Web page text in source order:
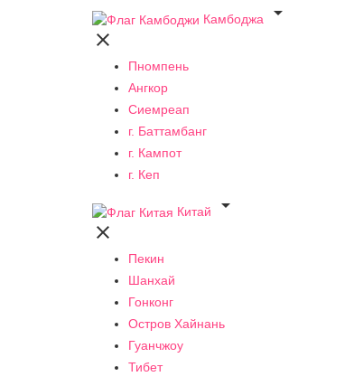
Камбоджа


Пномпень
Ангкор
Сиемреап
г. Баттамбанг
г. Кампот
г. Кеп
Китай


Пекин
Шанхай
Гонконг
Остров Хайнань
Гуанчжоу
Тибет